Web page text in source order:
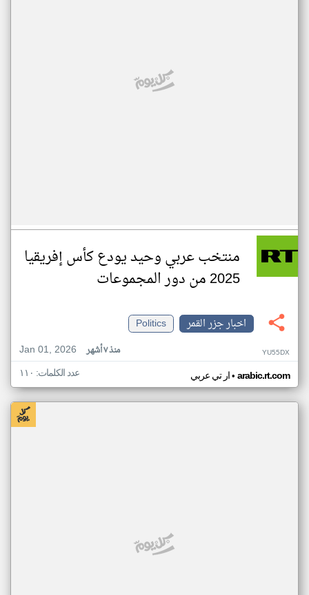
منتخب عربي وحيد يودع كأس إفريقيا
2025 من دور المجموعات
اخبار جزر القمر
Politics
Jan 01, 2026
منذ ٧ أشهر YU55DX
ار تي عربي• arabic.rt.com عدد الكلمات: ١١٠